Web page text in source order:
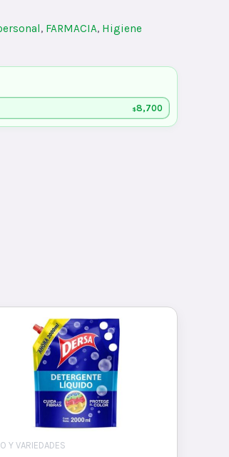
, FARMACIA, Higiene
$8,700
Y VARIEDADES